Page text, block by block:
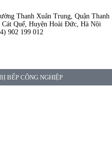
Thanh Xuân Trung, Quận
Quế, Huyện Hoài Đức, Hà Nội
902 199 012
BẾP CÔNG NGHIỆP